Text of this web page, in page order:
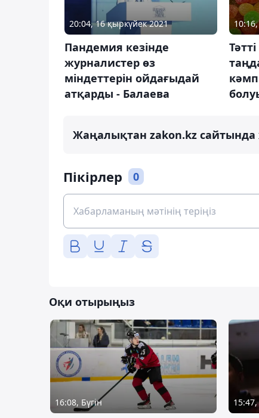
20:04, 16 қыркүйек 2021
Пандемия кезінде
журналистер өз
міндеттерін ойдағыдай
атқарды - Балаева
Жаңалықтан zakon.kz сайтында
Пікірлер 0
Оқи отырыңыз
16:08, Бүгін 15:47,